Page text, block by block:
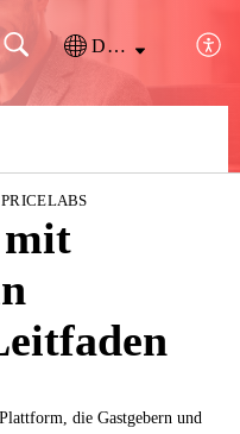
Deutsch
die Gastgebern und